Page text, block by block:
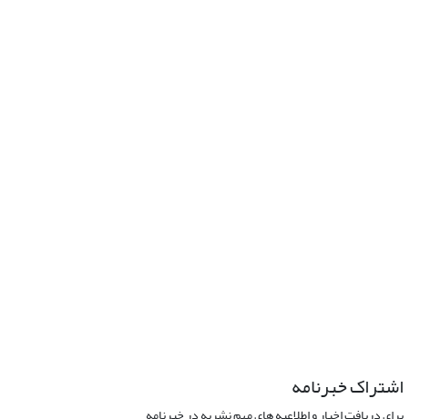
اشتراک خبرنامه